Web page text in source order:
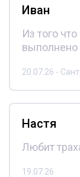
Иван
Из того
выполнено
20.07.26 -
Настя
Любит
19.07.26